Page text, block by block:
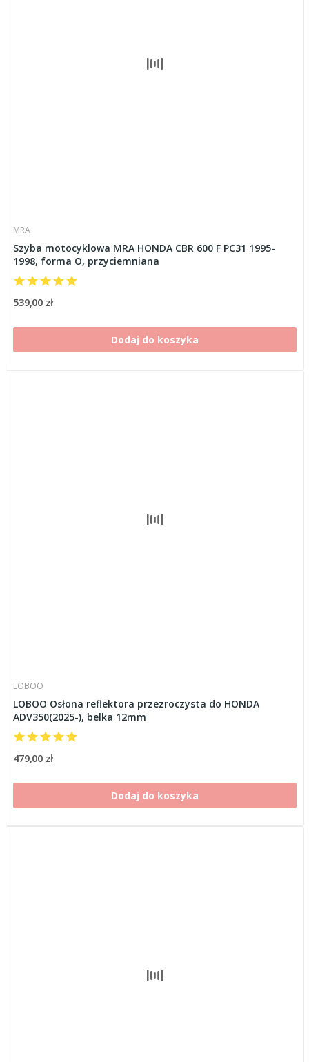
MRA
Szyba motocyklowa MRA HONDA CBR 600 F PC31 1995-
1998, forma O, przyciemniana
539,00 zł
Dodaj do koszyka
LOBOO
LOBOO Osłona reflektora przezroczysta do HONDA
ADV350(2025-), belka 12mm
479,00 zł
Dodaj do koszyka